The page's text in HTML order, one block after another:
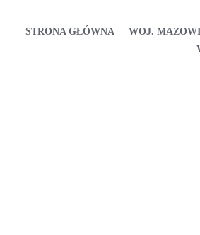
STRONA GŁÓWNA WOJ.